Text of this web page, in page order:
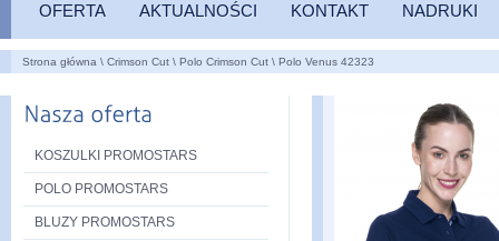
OFERTA AKTUALNOŚCI KONTAKT NADRUKI
Strona główna \ Crimson Cut \ Polo Crimson Cut \ Polo Venus 42323
KOSZULKI PROMOSTARS
POLO PROMOSTARS
BLUZY PROMOSTARS